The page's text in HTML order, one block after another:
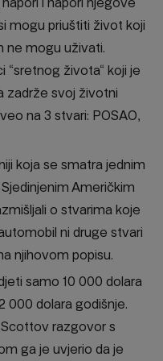
mogu priuštiti život koji
ne mogu uživati.
“sretnog života“ koji je
zadrže svoj životni
na 3 stvari: POSAO,
koja se smatra jednim
Američkim
o stvarima koje
ni druge stvari
njihovom popisu.
samo 10 000 dolara
000 dolara godišnje.
razgovor s
ga je uvjerio da je